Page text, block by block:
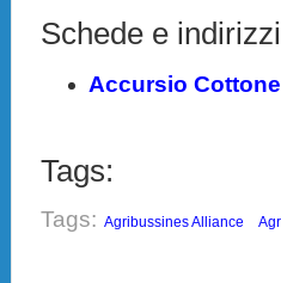
Schede e
Accursio Cottone
Tags:
Tags: Agribussines Alliance